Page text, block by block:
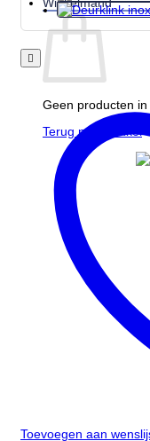
Geen producten in
Terug naar winkel
Toevoegen aan